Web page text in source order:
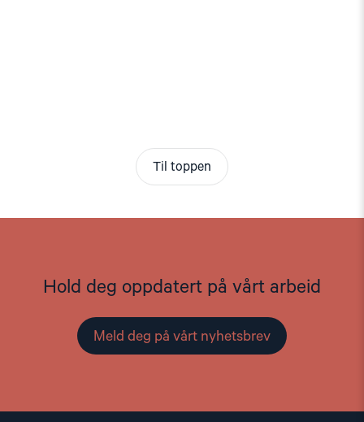
Til toppen
Hold deg oppdatert på vårt arbeid
Meld deg på vårt nyhetsbrev